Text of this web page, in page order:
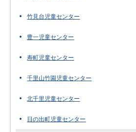
竹見台児童センター
豊一児童センター
寿町児童センター
千里山竹園児童センター
北千里児童センター
日の出町児童センター